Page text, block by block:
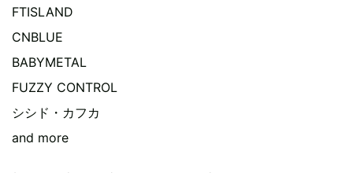
FTISLAND
CNBLUE
BABYMETAL
FUZZY CONTROL
シシド・カフカ
and more